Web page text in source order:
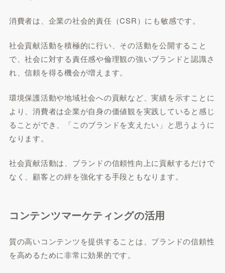
消費者は、企業の社会的責任（CSR）にも敏感です。
社会貢献活動を積極的に行い、その活動を公開すること
で、社会に対する責任感や倫理観の強いブランドと認識さ
れ、信頼を得る機会が増えます。
環境保護活動や地域社会への貢献など、実績を示すことに
より、消費者は企業が自身の価値観を実践していると感じ
ることができ、「このブランドを支えたい」と思うように
なります。
社会貢献活動は、ブランドの信頼性向上に貢献するだけで
なく、顧客との絆を強化する手段ともなります。
コンテンツマーケティングの活用
質の高いコンテンツを提供することは、ブランドの信頼性
を高めるために非常に効果的です。